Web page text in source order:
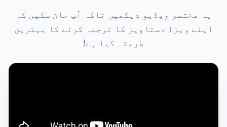
یہ مختصر ویڈیو دیکھیں تاکہ آپ جان سکیں کہ
اپنے ویزا دستاویز کا ترجمہ کرنے کا بہترین
طریقہ کیا ہے!